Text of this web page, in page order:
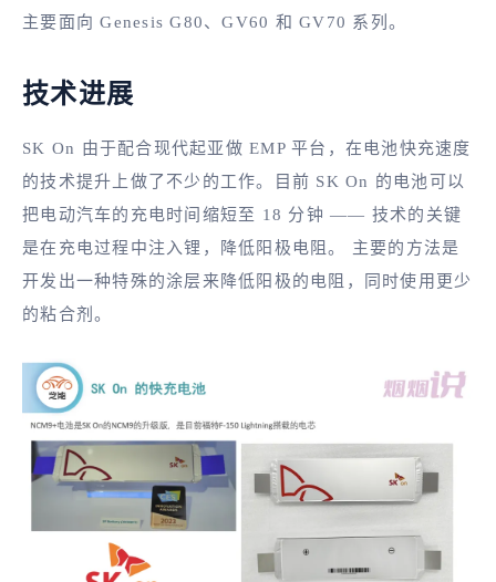
主要面向 Genesis G80、GV60 和 GV70 系列。
技术进展
SK On 由于配合现代起亚做 EMP 平台，在电池快充速度
的技术提升上做了不少的工作。目前 SK On 的电池可以
把电动汽车的充电时间缩短至 18 分钟 —— 技术的关键
是在充电过程中注入锂，降低阳极电阻。 主要的方法是
开发出一种特殊的涂层来降低阳极的电阻，同时使用更少
的粘合剂。